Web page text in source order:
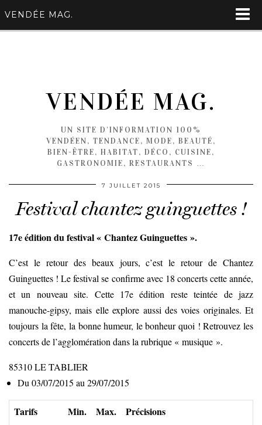
VENDÉE MAG.
VENDÉE MAG.
UN SITE D'INFORMATION 100%
VENDÉEN, TENDANCE, MODE, BEAUTÉ,
BIEN-ÊTRE, HABITAT, DÉCO, CUISINE,
GASTRONOMIE, RESTAURANTS …
7 JUILLET 2015
Festival chantez guinguettes !
17e édition du festival « Chantez Guinguettes ».
C’est le retour des beaux jours, c’est le retour de Chantez
Guinguettes ! Le festival se confirme avec 18 concerts cette année,
et un nouveau site. Cette 17e édition reste teintée de jazz
manouche-gipsy, mais elle explore aussi des voies originales. Et
toujours la fête, la bonne humeur, le bonheur quoi ! Retrouvez les
concerts de l’agglomération dans la rubrique « musique ».
85310LE TABLIER
Du 03/07/2015 au 29/07/2015
Tarifs Min. Max. Précisions